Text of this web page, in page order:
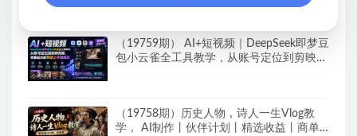
（19759期） AI+短视频｜DeepSeek即梦豆
包小云雀全工具教学，从账号定位到剪映剪
（19758期）历史人物，诗人一生Vlog教
学， AI制作丨伙伴计划丨精选收益丨商单